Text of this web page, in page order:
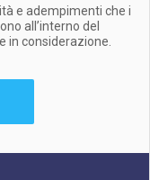
e adempimenti che i
all’interno del
in considerazione.